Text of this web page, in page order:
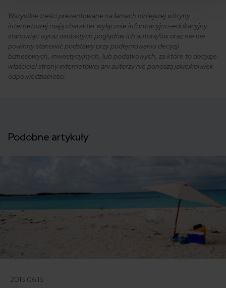
Wszystkie treści prezentowane na łamach niniejszej witryny
internetowej mają charakter wyłącznie informacyjno-edukacyjny,
stanowiąc wyraz osobistych poglądów ich autora/ów oraz nie nie
powinny stanowić podstawy przy podejmowaniu decyzji
biznesowych, inwestycyjnych, lub podatkowych, za które to decyzje
właściciel strony internetowej ani autorzy nie ponoszą jakiejkolwiek
odpowiedzialności.
Podobne artykuły
2015.06.15